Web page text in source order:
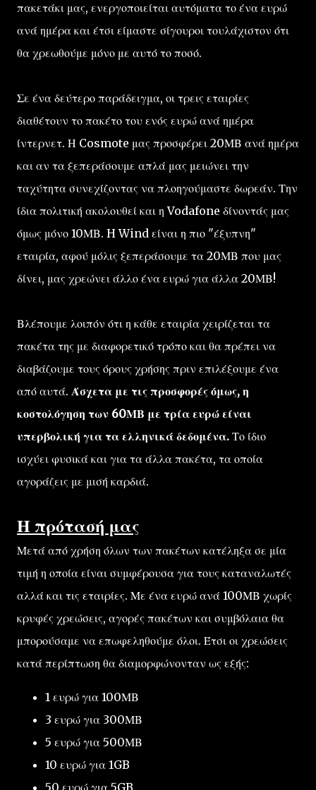
πακετάκι μας, ενεργοποιείται αυτόματα το ένα ευρώ
ανά ημέρα και έτσι είμαστε σίγουροι τουλάχιστον ότι
θα χρεωθούμε μόνο με αυτό το ποσό.
Σε ένα δεύτερο παράδειγμα, οι τρεις εταιρίες
διαθέτουν το πακέτο του ενός ευρώ ανά ημέρα
ίντερνετ. Η Cosmote μας προσφέρει 20ΜΒ ανά ημέρα
και αν τα ξεπεράσουμε απλά μας μειώνει την
ταχύτητα συνεχίζοντας να πλοηγούμαστε δωρεάν. Την
ίδια πολιτική ακολουθεί και η Vodafone δίνοντάς μας
όμως μόνο 10ΜΒ. H Wind είναι η πιο "έξυπνη"
εταιρία, αφού μόλις ξεπεράσουμε τα 20ΜΒ που μας
δίνει, μας χρεώνει άλλο ένα ευρώ για άλλα 20ΜΒ!
Βλέπουμε λοιπόν ότι η κάθε εταιρία χειρίζεται τα
πακέτα της με διαφορετικό τρόπο και θα πρέπει να
διαβάζουμε τους όρους χρήσης πριν επιλέξουμε ένα
από αυτά. Άσχετα με τις προσφορές όμως, η
κοστολόγηση των 60ΜΒ με τρία ευρώ είναι
υπερβολική για τα ελληνικά δεδομένα. Το ίδιο
ισχύει φυσικά και για τα άλλα πακέτα, τα οποία
αγοράζεις με μισή καρδιά.
Η πρότασή μας
Μετά από χρήση όλων των πακέτων κατέληξα σε μία
τιμή η οποία είναι συμφέρουσα για τους καταναλωτές
αλλά και τις εταιρίες. Με ένα ευρώ ανά 100ΜΒ χωρίς
κρυφές χρεώσεις, αγορές πακέτων και συμβόλαια θα
μπορούσαμε να επωφεληθούμε όλοι. Έτσι οι χρεώσεις
κατά περίπτωση θα διαμορφώνονταν ως εξής:
1 ευρώ για 100ΜΒ
3 ευρώ για 300ΜΒ
5 ευρώ για 500ΜΒ
10 ευρώ για 1GB